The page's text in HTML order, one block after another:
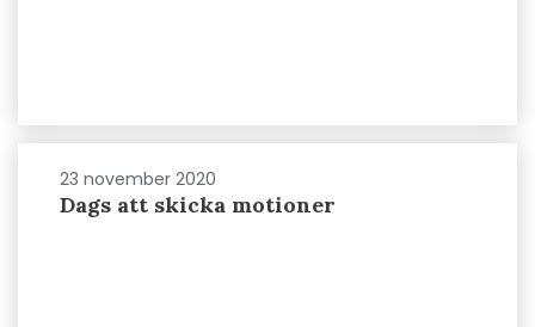
23 november 2020
Dags att skicka motioner